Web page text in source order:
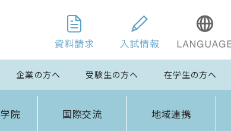
企業の方へ 受験生の方へ 在学生の方へ
院 国際交流 地域連携